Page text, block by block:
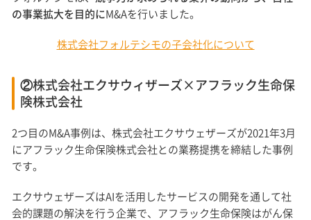
の事業拡大を目的にM&Aを行いました。
株式会社フォルテシモの子会社化について
②株式会社エクサウィザーズ×アフラック生命保
険株式会社
2つ目のM&A事例は、株式会社エクサウェザーズが2021年3月
にアフラック生命保険株式会社との業務提携を締結した事例
です。
エクサウェザーズはAIを活用したサービスの開発を通して社
会的課題の解決を行う企業で、アフラック生命保険はがん保